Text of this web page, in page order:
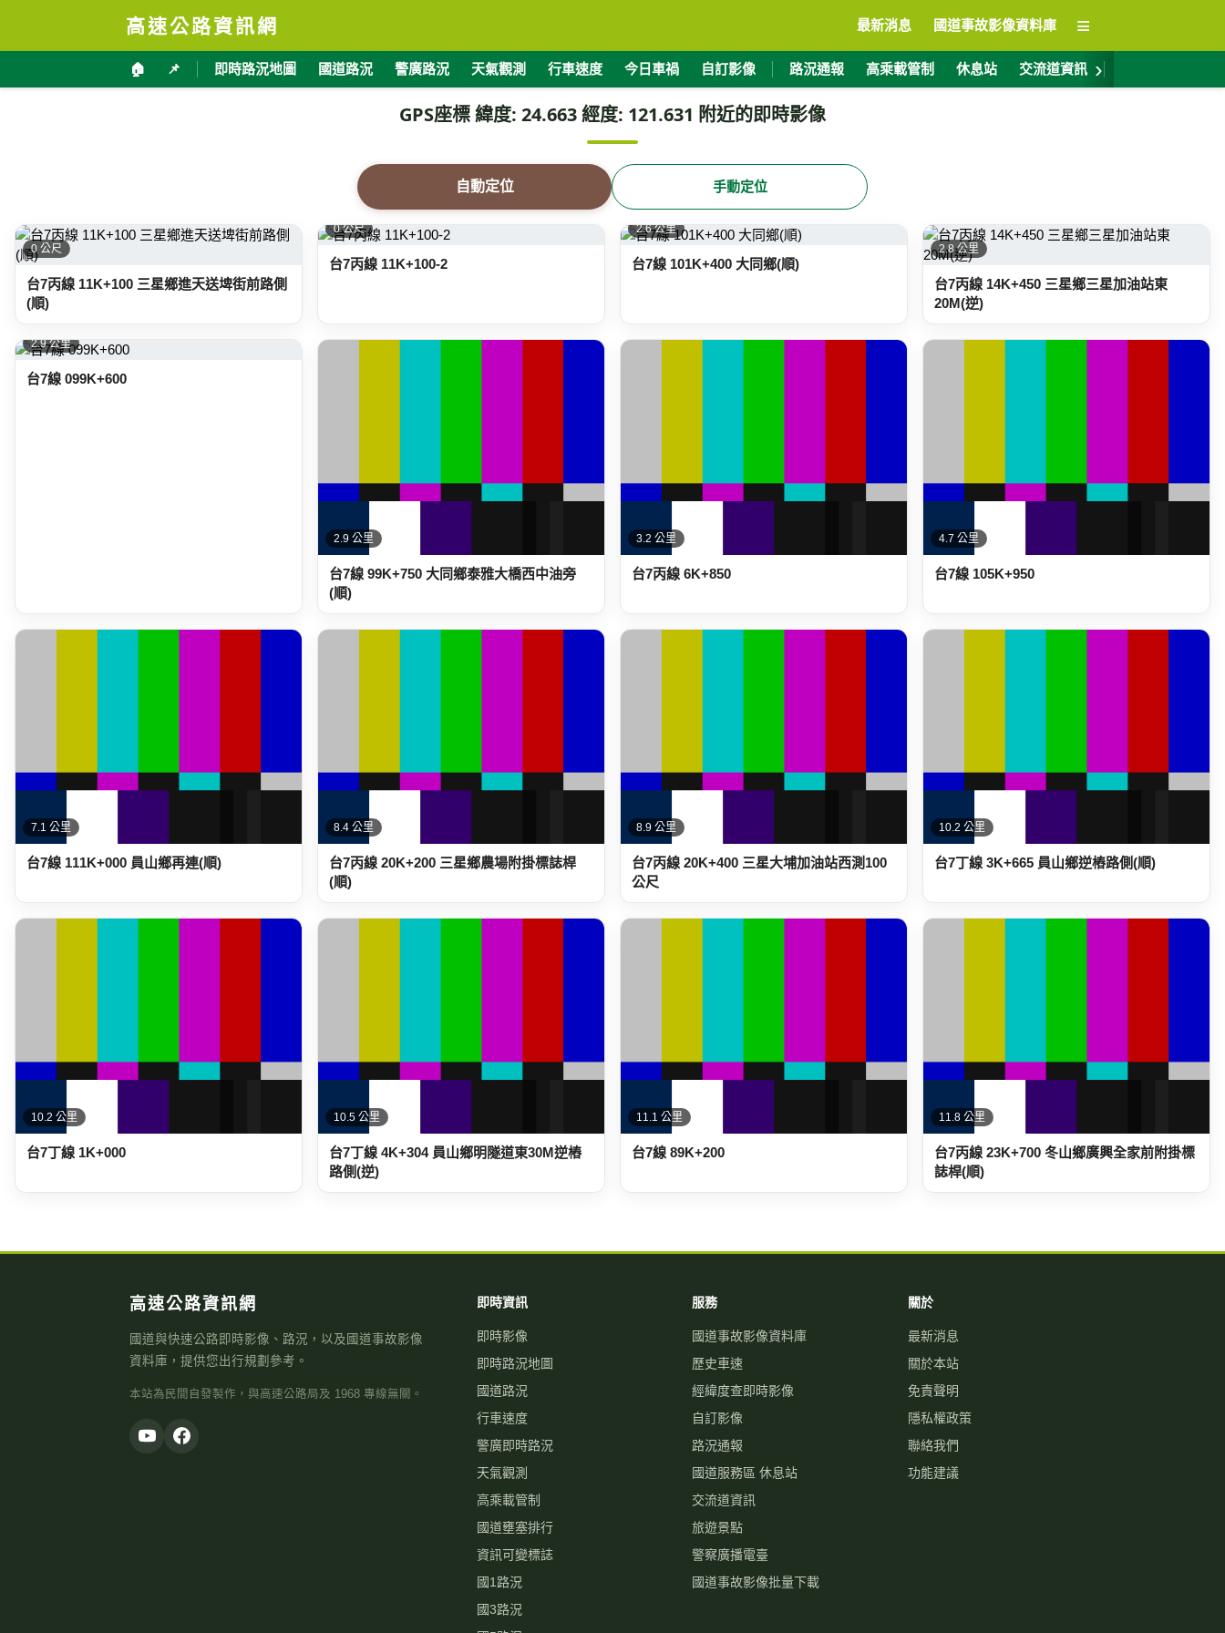
高速公路資訊網 最新消息 國道事故影像資料庫 ≡
🏠 📌 即時路況地圖 國道路況 警廣路況 天氣觀測 行車速度 今日車禍 自訂影像 路況通報 高乘載管制 休息站 交流道資訊 ›
GPS座標 緯度: 24.663 經度: 121.631 附近的即時影像
自動定位 手動定位
0 公尺
台7丙線 11K+100 三星鄉進天送埤街前路側
(順)
0 公尺
台7丙線 11K+100-2
2.6 公里
台7線 101K+400 大同鄉(順)
2.8 公里
台7丙線 14K+450 三星鄉三星加油站東
20M(逆)
2.9 公里
台7線 099K+600
2.9 公里
台7線 99K+750 大同鄉泰雅大橋西中油旁
(順)
3.2 公里
台7丙線 6K+850
4.7 公里
台7線 105K+950
7.1 公里
台7線 111K+000 員山鄉再連(順)
8.4 公里
台7丙線 20K+200 三星鄉農場附掛標誌桿
(順)
8.9 公里
台7丙線 20K+400 三星大埔加油站西測100
公尺
10.2 公里
台7丁線 3K+665 員山鄉逆樁路側(順)
10.2 公里
台7丁線 1K+000
10.5 公里
台7丁線 4K+304 員山鄉明隧道東30M逆樁
路側(逆)
11.1 公里
台7線 89K+200
11.8 公里
台7丙線 23K+700 冬山鄉廣興全家前附掛標
誌桿(順)
高速公路資訊網
國道與快速公路即時影像、路況，以及國道事故影像
資料庫，提供您出行規劃參考。
本站為民間自發製作，與高速公路局及 1968 專線無關。
即時資訊
即時影像
即時路況地圖
國道路況
行車速度
警廣即時路況
天氣觀測
高乘載管制
國道壅塞排行
資訊可變標誌
國1路況
國3路況
服務
國道事故影像資料庫
歷史車速
經緯度查即時影像
自訂影像
路況通報
國道服務區 休息站
交流道資訊
旅遊景點
警察廣播電臺
國道事故影像批量下載
關於
最新消息
關於本站
免責聲明
隱私權政策
聯絡我們
功能建議